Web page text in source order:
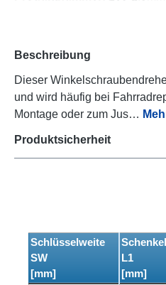
Beschreibung
Dieser
und wird häufig bei
Montage oder zum Jus…
Produktsicherheit
Schlüsselweite
SW
[mm]
L1
[mm]